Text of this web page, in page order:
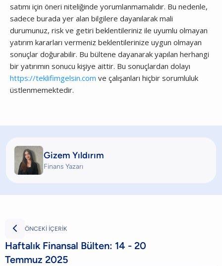
satımı için öneri niteliğinde yorumlanmamalıdır. Bu nedenle,
sadece burada yer alan bilgilere dayanılarak mali
durumunuz, risk ve getiri beklentileriniz ile uyumlu olmayan
yatırım kararları vermeniz beklentilerinize uygun olmayan
sonuçlar doğurabilir. Bu bültene dayanarak yapılan herhangi
bir yatırımın sonucu kişiye aittir. Bu sonuçlardan dolayı
https://teklifimgelsin.com ve çalışanları hiçbir sorumluluk
üstlenmemektedir.
Gizem Yıldırım
Finans Yazarı
 ÖNCEKİ İÇERİK
Haftalık Finansal Bülten: 14 - 20
Temmuz 2025